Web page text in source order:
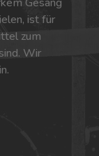
ist für
zum
Wir